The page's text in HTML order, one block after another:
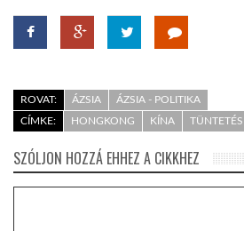
ROVAT: ÁZSIA
ÁZSIA - POLITIKA
CÍMKE:
HONGKONG KÍNA TÜNTETÉS
SZÓLJON HOZZÁ EHHEZ A CIKKHEZ